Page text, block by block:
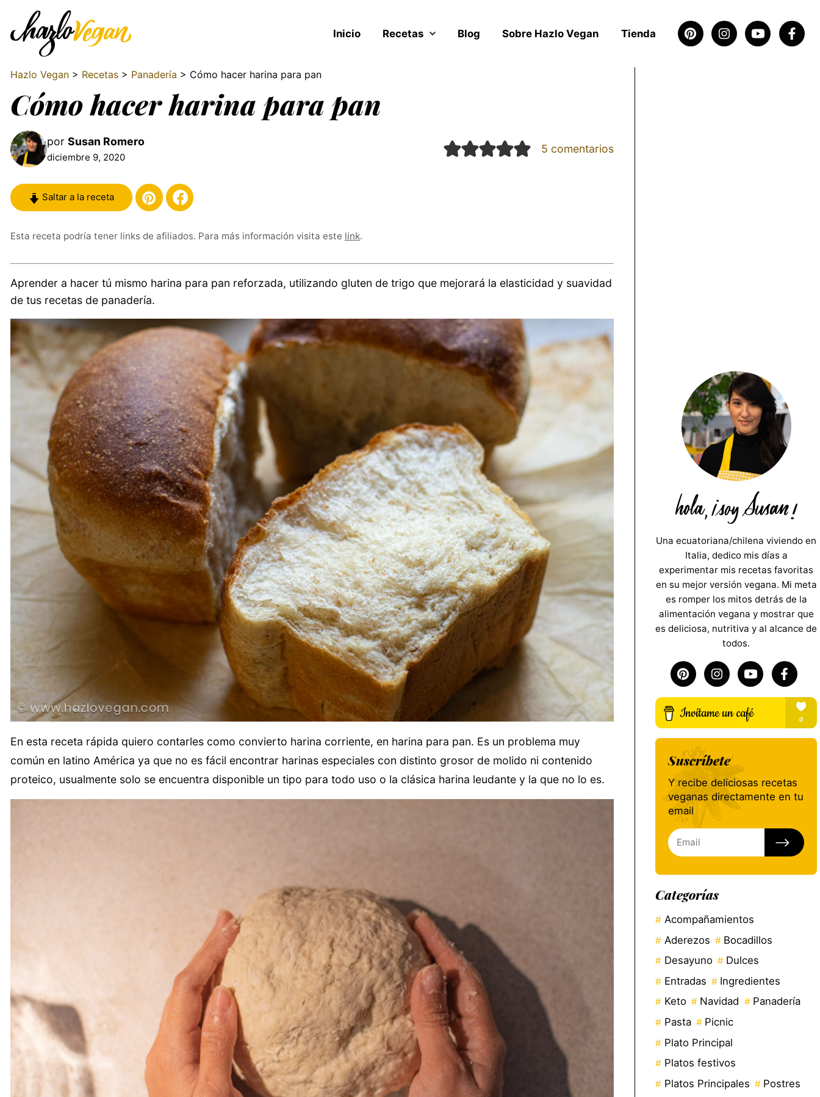
Inicio Recetas Blog Sobre Hazlo Vegan Tienda
Hazlo Vegan> Recetas> Panadería > Cómo hacer harina para pan
Cómo hacer harina para pan
por Susan Romero
diciembre 9, 2020
5 comentarios
Saltar a la receta
Esta receta podría tener links de afiliados. Para más información visita este link.
Aprender a hacer tú mismo harina para pan reforzada, utilizando gluten de trigo que mejorará la elasticidad y suavidad
de tus recetas de panadería.
En esta receta rápida quiero contarles como convierto harina corriente, en harina para pan. Es un problema muy
común en latino América ya que no es fácil encontrar harinas especiales con distinto grosor de molido ni contenido
proteico, usualmente solo se encuentra disponible un tipo para todo uso o la clásica harina leudante y la que no lo es.
Una ecuatoriana/chilena viviendo en
Italia, dedico mis días a
experimentar mis recetas favoritas
en su mejor versión vegana. Mi meta
es romper los mitos detrás de la
alimentación vegana y mostrar que
es deliciosa, nutritiva y al alcance de
todos.
Suscríbete
Y recibe deliciosas recetas
veganas directamente en tu
email
Categorías
Acompañamientos
Aderezos
Bocadillos
Desayuno
Dulces
Entradas
Ingredientes
Keto
Navidad
Panadería
Pasta
Picnic
Plato Principal
Platos festivos
Platos Principales
Postres